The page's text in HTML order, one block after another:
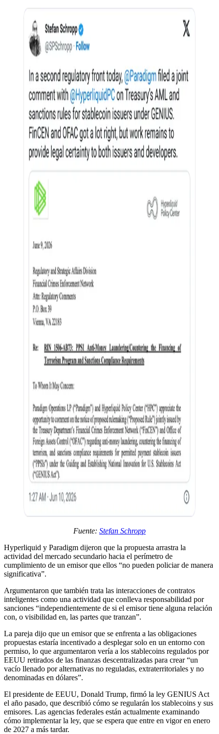
Fuente: Stefan Schropp
Hyperliquid y Paradigm dijeron que la propuesta arrastra la
actividad del mercado secundario hacia el perímetro de
cumplimiento de un emisor que ellos “no pueden policiar de manera
significativa”.
Argumentaron que también trata las interacciones de contratos
inteligentes como una actividad que conlleva responsabilidad por
sanciones “independientemente de si el emisor tiene alguna relación
con, o visibilidad en, las partes que tranzan”.
La pareja dijo que un emisor que se enfrenta a las obligaciones
propuestas estaría incentivado a desplegar solo en un entorno con
permiso, lo que argumentaron vería a los stablecoins regulados por
EEUU retirados de las finanzas descentralizadas para crear “un
vacío llenado por alternativas no reguladas, extraterritoriales y no
denominadas en dólares”.
El presidente de EEUU, Donald Trump, firmó la ley GENIUS Act
el año pasado, que describió cómo se regularán los stablecoins y sus
emisores. Las agencias federales están actualmente examinando
cómo implementar la ley, que se espera que entre en vigor en enero
de 2027 a más tardar.